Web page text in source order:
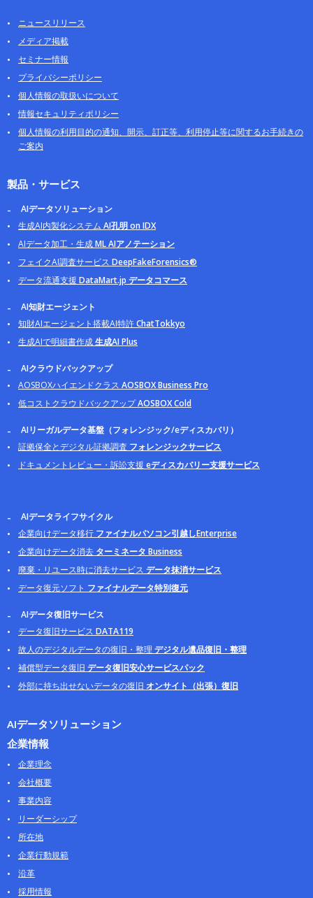
ニュースリリース
メディア掲載
セミナー情報
プライバシーポリシー
個人情報の取扱いについて
情報セキュリティポリシー
個人情報の利用目的の通知、開示、訂正等、利用停止等に関するお手続きの
ご案内
製品・サービス
AIデータソリューション
生成AI内製化システム AI孔明 on IDX
AIデータ加工・生成ML AIアノテーション
フェイクAI調査サービス DeepFakeForensics®
データ流通支援 DataMart.jp データコマース
AI知財エージェント
知財AIエージェント搭載AI特許ChatTokkyo
生成AIで明細書作成生成AI Plus
AIクラウドバックアップ
AOSBOXハイエンドクラス AOSBOX Business Pro
低コストクラウドバックアップAOSBOX Cold
AIリーガルデータ基盤（フォレンジック/eディスカバリ）
証拠保全とデジタル証拠調査 フォレンジックサービス
ドキュメントレビュー・訴訟支援 eディスカバリー支援サービス
AIデータライフサイクル
企業向けデータ移行 ファイナルパソコン引越しEnterprise
企業向けデータ消去 ターミネータ Business
廃棄・リユース時に消去サービス データ抹消サービス
データ復元ソフト ファイナルデータ特別復元
AIデータ復旧サービス
データ復旧サービス DATA119
故人のデジタルデータの復旧・整理 デジタル遺品復旧・整理
補償型データ復旧 データ復旧安心サービスパック
外部に持ち出せないデータの復旧 オンサイト（出張）復旧
AIデータソリューション
企業情報
企業理念
会社概要
事業内容
リーダーシップ
所在地
企業行動規範
沿革
採用情報